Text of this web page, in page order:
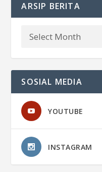
ARSIP BERITA
SOSIAL MEDIA
YOUTUBE
INSTAGRAM